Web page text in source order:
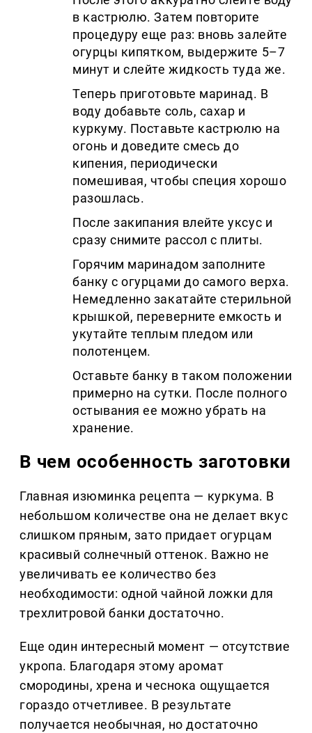
в кастрюлю. Затем повторите
процедуру еще раз: вновь залейте
огурцы кипятком, выдержите 5–7
минут и слейте жидкость туда же.
Теперь приготовьте маринад. В
воду добавьте соль, сахар и
куркуму. Поставьте кастрюлю на
огонь и доведите смесь до
кипения, периодически
помешивая, чтобы специя хорошо
разошлась.
После закипания влейте уксус и
сразу снимите рассол с плиты.
Горячим маринадом заполните
банку с огурцами до самого верха.
Немедленно закатайте стерильной
крышкой, переверните емкость и
укутайте теплым пледом или
полотенцем.
Оставьте банку в таком положении
примерно на сутки. После полного
остывания ее можно убрать на
хранение.
В чем особенность заготовки
Главная изюминка рецепта — куркума. В
небольшом количестве она не делает вкус
слишком пряным, зато придает огурцам
красивый солнечный оттенок. Важно не
увеличивать ее количество без
необходимости: одной чайной ложки для
трехлитровой банки достаточно.
Еще один интересный момент — отсутствие
укропа. Благодаря этому аромат
смородины, хрена и чеснока ощущается
гораздо отчетливее. В результате
получается необычная, но достаточно